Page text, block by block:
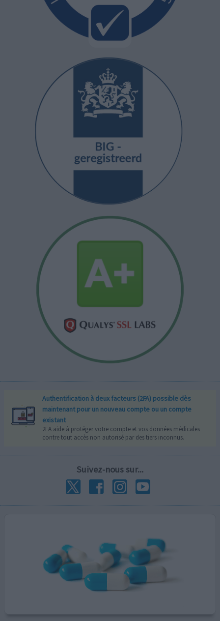
Authentification à deux facteurs (2FA) possible dès
maintenant pour un nouveau compte ou un compte
existant
2FA aide à protéger votre compte et vos données médicales
contre tout accès non autorisé par des tiers inconnus.
Suivez-nous sur...